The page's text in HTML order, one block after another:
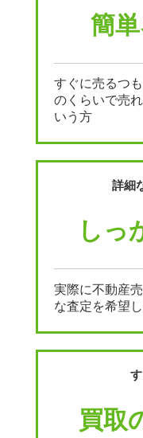
簡
すぐに売るつ
のくらいで売
いう方
詳細
しっ
実際に不動産
な査定を希望
買取